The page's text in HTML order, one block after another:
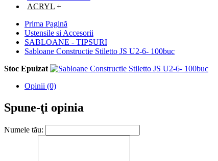
ACRYL +
Prima Pagină
Ustensile si Accesorii
SABLOANE - TIPSURI
Sabloane Constructie Stiletto JS U2-6- 100buc
Stoc Epuizat
Opinii (0)
Spune-ţi opinia
Numele tău: